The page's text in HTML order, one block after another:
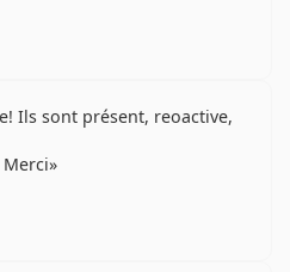
Ils sont présent, reoactive,